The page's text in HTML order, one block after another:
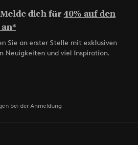
dich für40% auf den
Sie an erster Stelle mit exklusiven
Neuigkeiten und viel Inspiration.
bei der Anmeldung